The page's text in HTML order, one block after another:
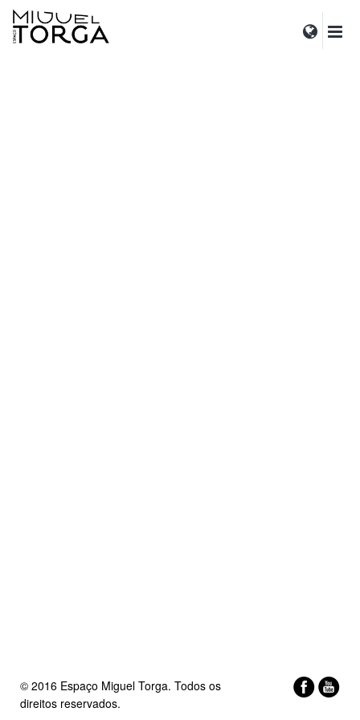
© 2016 Espaço Miguel Torga. Todos os
direitos reservados.